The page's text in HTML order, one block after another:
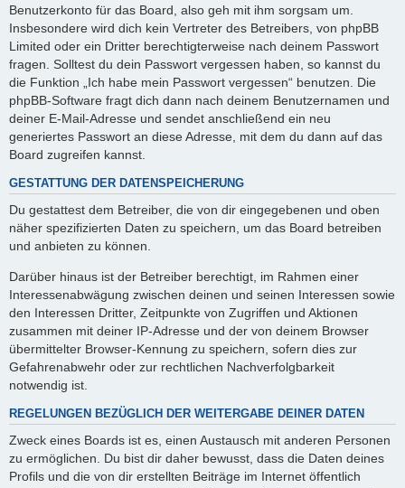
Benutzerkonto für das Board, also geh mit ihm sorgsam um.
Insbesondere wird dich kein Vertreter des Betreibers, von phpBB
Limited oder ein Dritter berechtigterweise nach deinem Passwort
fragen. Solltest du dein Passwort vergessen haben, so kannst du
die Funktion „Ich habe mein Passwort vergessen“ benutzen. Die
phpBB-Software fragt dich dann nach deinem Benutzernamen und
deiner E-Mail-Adresse und sendet anschließend ein neu
generiertes Passwort an diese Adresse, mit dem du dann auf das
Board zugreifen kannst.
GESTATTUNG DER DATENSPEICHERUNG
Du gestattest dem Betreiber, die von dir eingegebenen und oben
näher spezifizierten Daten zu speichern, um das Board betreiben
und anbieten zu können.
Darüber hinaus ist der Betreiber berechtigt, im Rahmen einer
Interessenabwägung zwischen deinen und seinen Interessen sowie
den Interessen Dritter, Zeitpunkte von Zugriffen und Aktionen
zusammen mit deiner IP-Adresse und der von deinem Browser
übermittelter Browser-Kennung zu speichern, sofern dies zur
Gefahrenabwehr oder zur rechtlichen Nachverfolgbarkeit
notwendig ist.
REGELUNGEN BEZÜGLICH DER WEITERGABE DEINER DATEN
Zweck eines Boards ist es, einen Austausch mit anderen Personen
zu ermöglichen. Du bist dir daher bewusst, dass die Daten deines
Profils und die von dir erstellten Beiträge im Internet öffentlich